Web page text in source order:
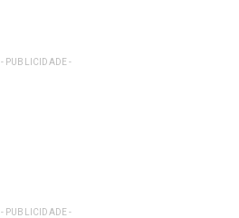
- PUBLICIDADE -
- PUBLICIDADE -